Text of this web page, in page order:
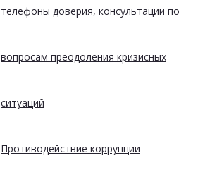
телефоны доверия, консультации по
вопросам преодоления кризисных
ситуаций
Противодействие коррупции